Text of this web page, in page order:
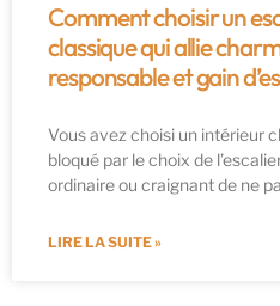
Comment choisir un
classique qui allie
responsable et gain
Vous avez choisi un intérieur
bloqué par le choix de
ordinaire ou craignant de ne
LIRE LA SUITE »